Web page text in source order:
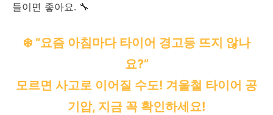
들이면 좋아요. 🔧
❄️ “요즘 아침마다 타이어 경고등 뜨지 않나
요?”
모르면 사고로 이어질 수도! 겨울철 타이어 공
기압, 지금 꼭 확인하세요!